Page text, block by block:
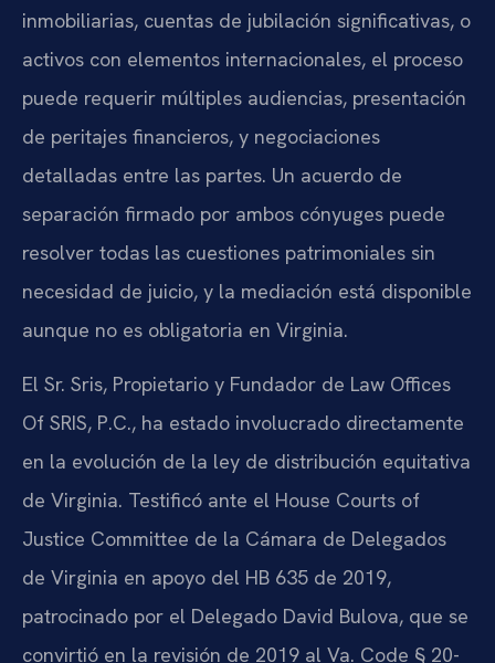
inmobiliarias, cuentas de jubilación significativas, o
activos con elementos internacionales, el proceso
puede requerir múltiples audiencias, presentación
de peritajes financieros, y negociaciones
detalladas entre las partes. Un acuerdo de
separación firmado por ambos cónyuges puede
resolver todas las cuestiones patrimoniales sin
necesidad de juicio, y la mediación está disponible
aunque no es obligatoria en Virginia.
El Sr. Sris, Propietario y Fundador de Law Offices
Of SRIS, P.C., ha estado involucrado directamente
en la evolución de la ley de distribución equitativa
de Virginia. Testificó ante el House Courts of
Justice Committee de la Cámara de Delegados
de Virginia en apoyo del HB 635 de 2019,
patrocinado por el Delegado David Bulova, que se
convirtió en la revisión de 2019 al Va. Code § 20-